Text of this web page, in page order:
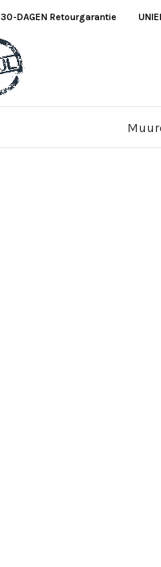
30-DAGEN Retourgarantie UNIEK